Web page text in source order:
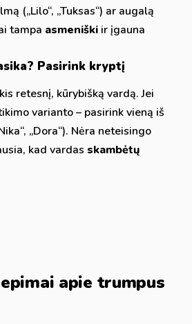
(„Lilo“, „Tuksas“) ar augalą
tampa asmeniški ir įgauna
Pasirink kryptį
retesnį, kūrybišką vardą. Jei
varianto – pasirink vieną iš
„Dora“). Nėra neteisingo
kad vardas skambėtų
apie trumpus